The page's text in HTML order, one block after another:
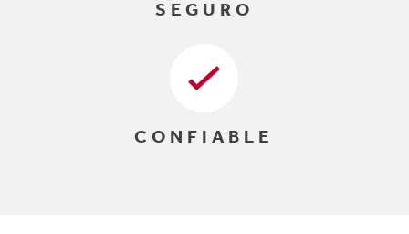
SEGURO
CONFIABLE